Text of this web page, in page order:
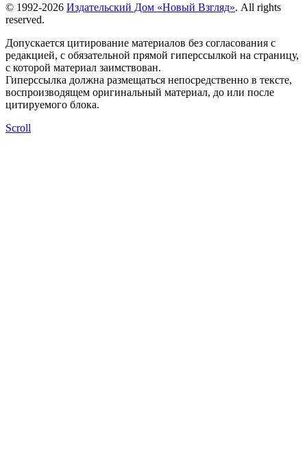
© 1992-2026 Издательский Дом «Новый Взгляд». All rights
reserved.
Допускается цитирование материалов без согласования с
редакцией, с обязательной прямой гиперссылкой на страницу,
с которой материал заимствован.
Гиперссылка должна размещаться непосредственно в тексте,
воспроизводящем оригинальный материал, до или после
цитируемого блока.
Scroll